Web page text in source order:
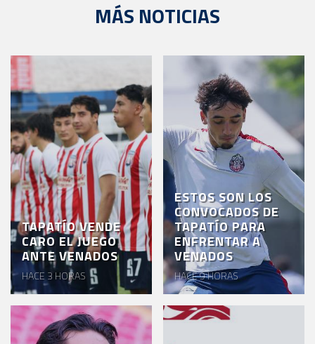
MÁS NOTICIAS
TAPATÍO VENDE
CARO EL JUEGO
ANTE VENADOS
HACE 3 HORAS
ESTOS SON LOS
CONVOCADOS DE
TAPATÍO PARA
ENFRENTAR A
VENADOS
HACE 9 HORAS